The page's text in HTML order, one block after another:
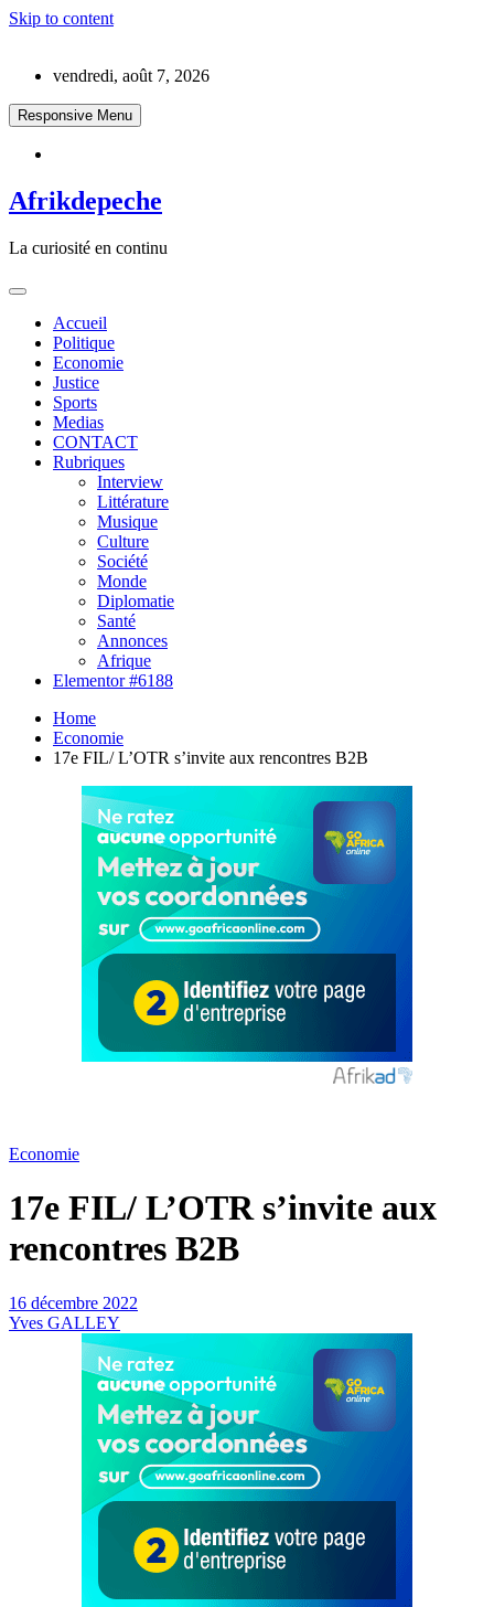
Skip to content
vendredi, août 7, 2026
Responsive Menu
Afrikdepeche
La curiosité en continu
Accueil
Politique
Economie
Justice
Sports
Medias
CONTACT
Rubriques
Interview
Littérature
Musique
Culture
Société
Monde
Diplomatie
Santé
Annonces
Afrique
Elementor #6188
Home
Economie
17e FIL/ L’OTR s’invite aux rencontres B2B
Economie
17e FIL/ L’OTR s’invite aux
rencontres B2B
16 décembre 2022
Yves GALLEY